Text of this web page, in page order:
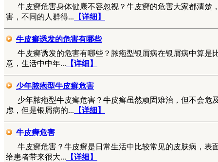
牛皮癣危害身体健康不容忽视？牛皮癣的危害大家都清楚
害，不同的人群得... 【详细】
牛皮癣诱发的危害有哪些
牛皮癣诱发的危害有哪些？脓疱型银屑病在银屑病中算是
意，生活中中年... 【详细】
少年脓疱型牛皮癣危害
少年脓疱型牛皮癣危害？牛皮癣虽然顽固难治，但不会危
虑，但是银屑病的... 【详细】
牛皮癣危害
牛皮癣危害？牛皮癣是日常生活中比较常见的皮肤病，表
给患者带来很大... 【详细】